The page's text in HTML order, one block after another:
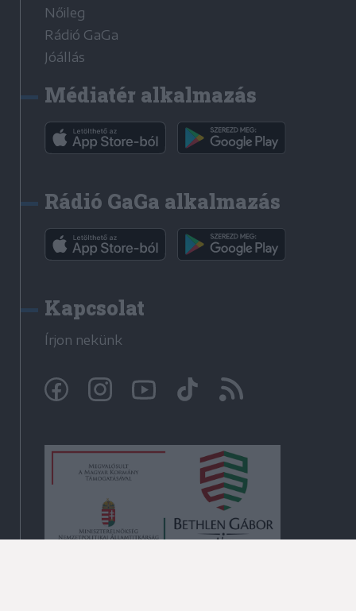
Nőileg
Rádió GaGa
Jóállás
Médiatér alkalmazás
Rádió GaGa alkalmazás
Kapcsolat
Írjon nekünk